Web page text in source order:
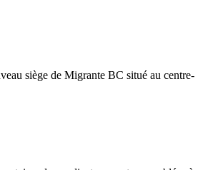
siège de Migrante BC situé au centre-